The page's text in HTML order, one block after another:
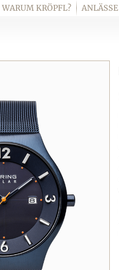
WARUM KRÖPFL? ANLÄSSE